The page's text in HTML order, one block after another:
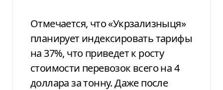
Отмечается, что «Укрзализныця»
планирует индексировать тарифы
на 37%, что приведет к росту
стоимости перевозок всего на 4
доллара за тонну. Даже после